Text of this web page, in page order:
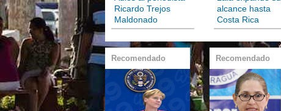
Ricardo Trejos
Maldonado
alcance hasta
Costa Rica
Recomendado Recomendado